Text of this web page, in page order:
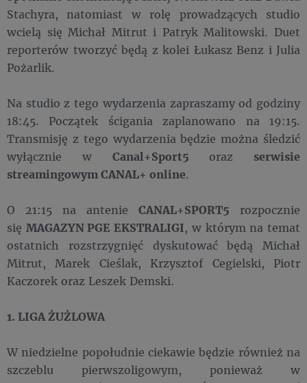
Stachyra, natomiast w rolę prowadzących studio
wcielą się Michał Mitrut i Patryk Malitowski. Duet
reporterów tworzyć będą z kolei Łukasz Benz i Julia
Pożarlik.
Na studio z tego wydarzenia zapraszamy od godziny
18:45. Początek ścigania zaplanowano na 19:15.
Transmisję z tego wydarzenia będzie można śledzić
wyłącznie w Canal+Sport5 oraz serwisie
streamingowym CANAL+ online.
O 21:15 na antenie CANAL+SPORT5 rozpocznie
się MAGAZYN PGE EKSTRALIGI, w którym na temat
ostatnich rozstrzygnięć dyskutować będą Michał
Mitrut, Marek Cieślak, Krzysztof Cegielski, Piotr
Kaczorek oraz Leszek Demski.
1. LIGA ŻUŻLOWA
W niedzielne popołudnie ciekawie będzie również na
szczeblu pierwszoligowym, ponieważ w